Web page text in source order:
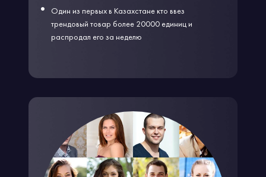
Один из первых в Казахстане кто ввез
трендовый товар более 20000 единиц и
распродал его за неделю